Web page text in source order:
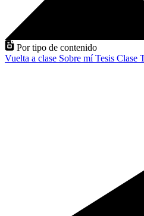
Por tipo de contenido
Vuelta a clase Sobre míTesis Clase